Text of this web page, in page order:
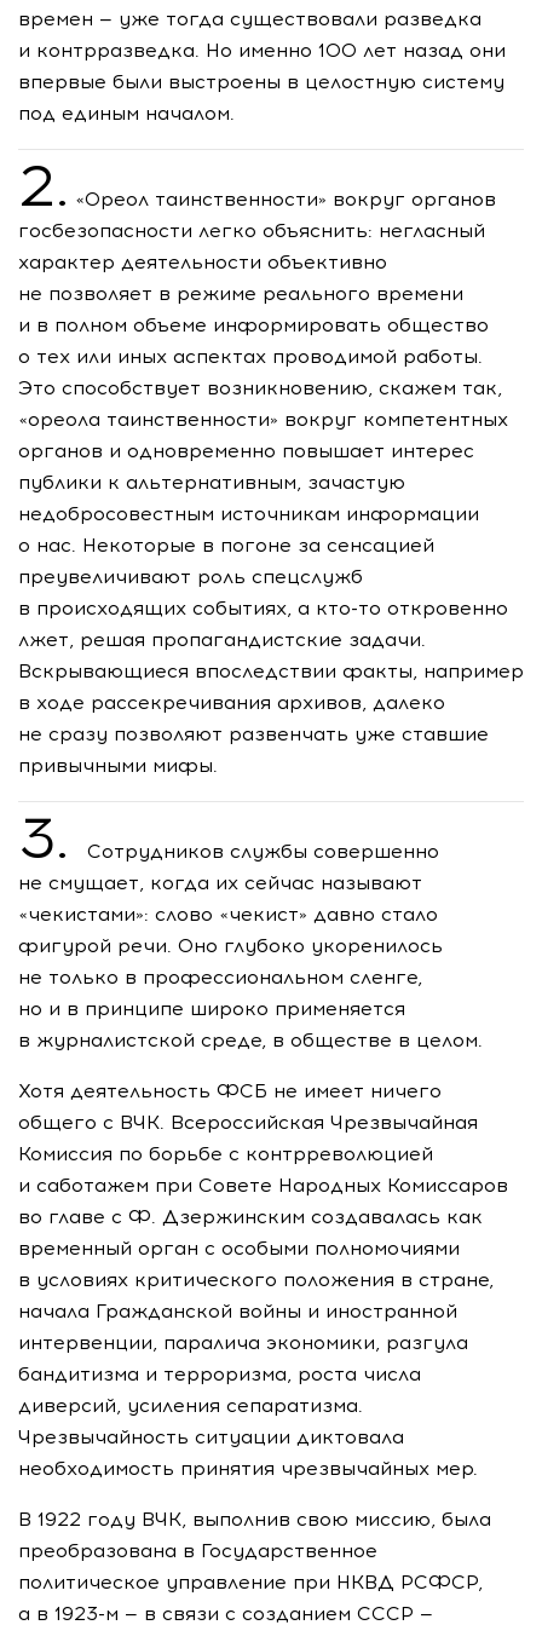
времен — уже тогда существовали разведка
и контрразведка. Но именно 100 лет назад они
впервые были выстроены в целостную систему
под единым началом.
2. «Ореол таинственности» вокруг органов
госбезопасности легко объяснить: негласный
характер деятельности объективно
не позволяет в режиме реального времени
и в полном объеме информировать общество
о тех или иных аспектах проводимой работы.
Это способствует возникновению, скажем так,
«ореола таинственности» вокруг компетентных
органов и одновременно повышает интерес
публики к альтернативным, зачастую
недобросовестным источникам информации
о нас. Некоторые в погоне за сенсацией
преувеличивают роль спецслужб
в происходящих событиях, а кто-то откровенно
лжет, решая пропагандистские задачи.
Вскрывающиеся впоследствии факты, например
в ходе рассекречивания архивов, далеко
не сразу позволяют развенчать уже ставшие
привычными мифы.
3.
Сотрудников службы совершенно
не смущает, когда их сейчас называют
«чекистами»: слово «чекист» давно стало
фигурой речи. Оно глубоко укоренилось
не только в профессиональном сленге,
но и в принципе широко применяется
в журналистской среде, в обществе в целом.
Хотя деятельность ФСБ не имеет ничего
общего с ВЧК. Всероссийская Чрезвычайная
Комиссия по борьбе с контрреволюцией
и саботажем при Совете Народных Комиссаров
во главе с Ф. Дзержинским создавалась как
временный орган с особыми полномочиями
в условиях критического положения в стране,
начала Гражданской войны и иностранной
интервенции, паралича экономики, разгула
бандитизма и терроризма, роста числа
диверсий, усиления сепаратизма.
Чрезвычайность ситуации диктовала
необходимость принятия чрезвычайных мер.
В 1922 году ВЧК, выполнив свою миссию, была
преобразована в Государственное
политическое управление при НКВД РСФСР,
а в 1923-м — в связи с созданием СССР —